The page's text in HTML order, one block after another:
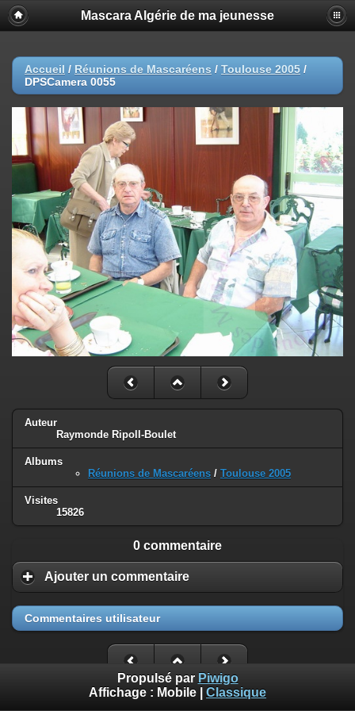
Mascara Algérie de ma jeunesse
Accueil / Réunions de Mascaréens / Toulouse 2005 /
DPSCamera 0055
Auteur
Raymonde Ripoll-Boulet
Albums
Réunions de Mascaréens / Toulouse 2005
Visites
15826
0 commentaire
Ajouter un commentaire
Commentaires utilisateur
Propulsé par Piwigo
Affichage : Mobile Classique